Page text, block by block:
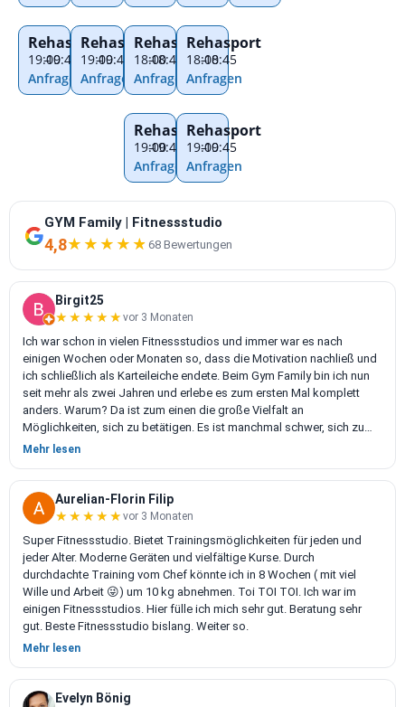
Rehasport
19:00
–19:45
Anfragen
Rehasport
19:00
–19:45
Anfragen
Rehasport
18:00
–18:45
Anfragen
Rehasport
19:00
–19:45
Anfragen
Rehasport
18:00
–18:45
Anfragen
Rehasport
19:00
–19:45
Anfragen
GYM Family | Fitnessstudio
4,8★★★★★
★★★★★ 68 Bewertungen
Birgit25
★★★★★
★★★★★ vor 3 Monaten
Ich war schon in vielen Fitnessstudios und immer war es nach
einigen Wochen oder Monaten so, dass die Motivation nachließ und
ich schließlich als Karteileiche endete. Beim Gym Family bin ich nun
seit mehr als zwei Jahren und erlebe es zum ersten Mal komplett
anders. Warum? Da ist zum einen die große Vielfalt an
Möglichkeiten, sich zu betätigen. Es ist manchmal schwer, sich zu
entscheiden. Soll ich einen der zahlreichen Kurse machen, den Zirkel,
etwas Neues hinzu, so dass es wirklich nicht langweilig wird.
Dann ist da noch die angenehme, familiäre Atmosphäre. Jede und
jeder, ob jung, alt, fit oder noch ganz am Anfang, wird freundlich
befürchten. Auch die Trainerinnen und Trainer sind freundlich und
kompetent. Ich fühle mich einfach wohl.
Super finde ich auch, dass man Kurse und Termine ganz bequem
über eine App bucht. Für mich als Technikbegeisterte ist das perfekt.
Man kann dort auch sehen, wie voll das Studio gerade ist oder wie
viele Plätze im Wunschkurs noch frei sind.
Also ich bin total happy mit meinem Studio und möchte es nicht
mehr missen.
Mehr lesen
Aurelian-Florin Filip
★★★★★
★★★★★ vor 3 Monaten
Super Fitnessstudio. Bietet Trainingsmöglichkeiten für jeden und
jeder Alter. Moderne Geräten und vielfältige Kurse. Durch
durchdachte Training vom Chef könnte ich in 8 Wochen ( mit viel
Wille und Arbeit 😜) um 10 kg abnehmen. Toi TOI TOI. Ich war im
einigen Fitnessstudios. Hier fülle ich mich sehr gut. Beratung sehr
gut. Beste Fitnessstudio bislang. Weiter so.
Mehr lesen
Evelyn Bönig